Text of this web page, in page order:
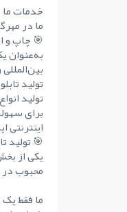
خدمات ما
ما در
🎯 چاپ و
به‌عنوان
تولید
تولید
برای
اینترنتی
🎯 تولید
یکی از
محبوب در
ما فقط